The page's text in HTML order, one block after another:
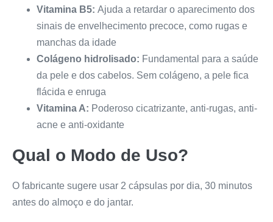
Vitamina B5: Ajuda a retardar o aparecimento dos
sinais de envelhecimento precoce, como rugas e
manchas da idade
Colágeno hidrolisado: Fundamental para a saúde
da pele e dos cabelos. Sem colágeno, a pele fica
flácida e enruga
Vitamina A: Poderoso cicatrizante, anti-rugas, anti-
acne e anti-oxidante
Qual o Modo de Uso?
O fabricante sugere usar 2 cápsulas por dia, 30 minutos
antes do almoço e do jantar.